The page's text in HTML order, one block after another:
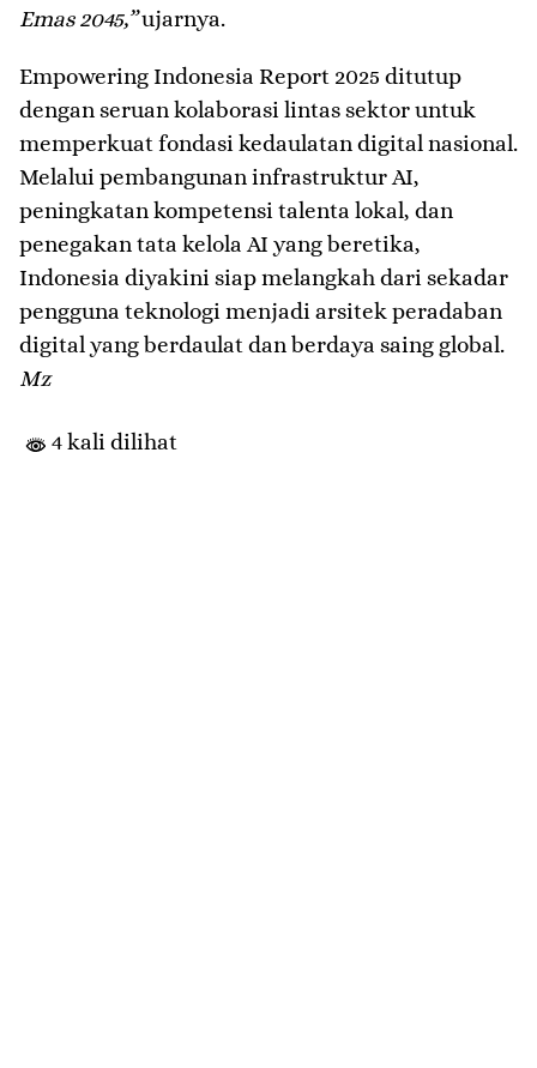
Emas 2045,”ujarnya.
Empowering Indonesia Report 2025 ditutup
dengan seruan kolaborasi lintas sektor untuk
memperkuat fondasi kedaulatan digital nasional.
Melalui pembangunan infrastruktur AI,
peningkatan kompetensi talenta lokal, dan
penegakan tata kelola AI yang beretika,
Indonesia diyakini siap melangkah dari sekadar
pengguna teknologi menjadi arsitek peradaban
digital yang berdaulat dan berdaya saing global.
Mz
4 kali dilihat